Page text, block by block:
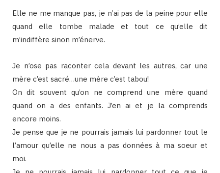
Elle ne me manque pas, je n’ai pas de la peine pour elle
quand elle tombe malade et tout ce qu’elle dit
m’indiffère sinon m’énerve.
Je n’ose pas raconter cela devant les autres, car une
mère c’est sacré…une mère c’est tabou!
On dit souvent qu’on ne comprend une mère quand
quand on a des enfants. J’en ai et je la comprends
encore moins.
Je pense que je ne pourrais jamais lui pardonner tout le
l’amour qu’elle ne nous a pas données à ma soeur et
moi.